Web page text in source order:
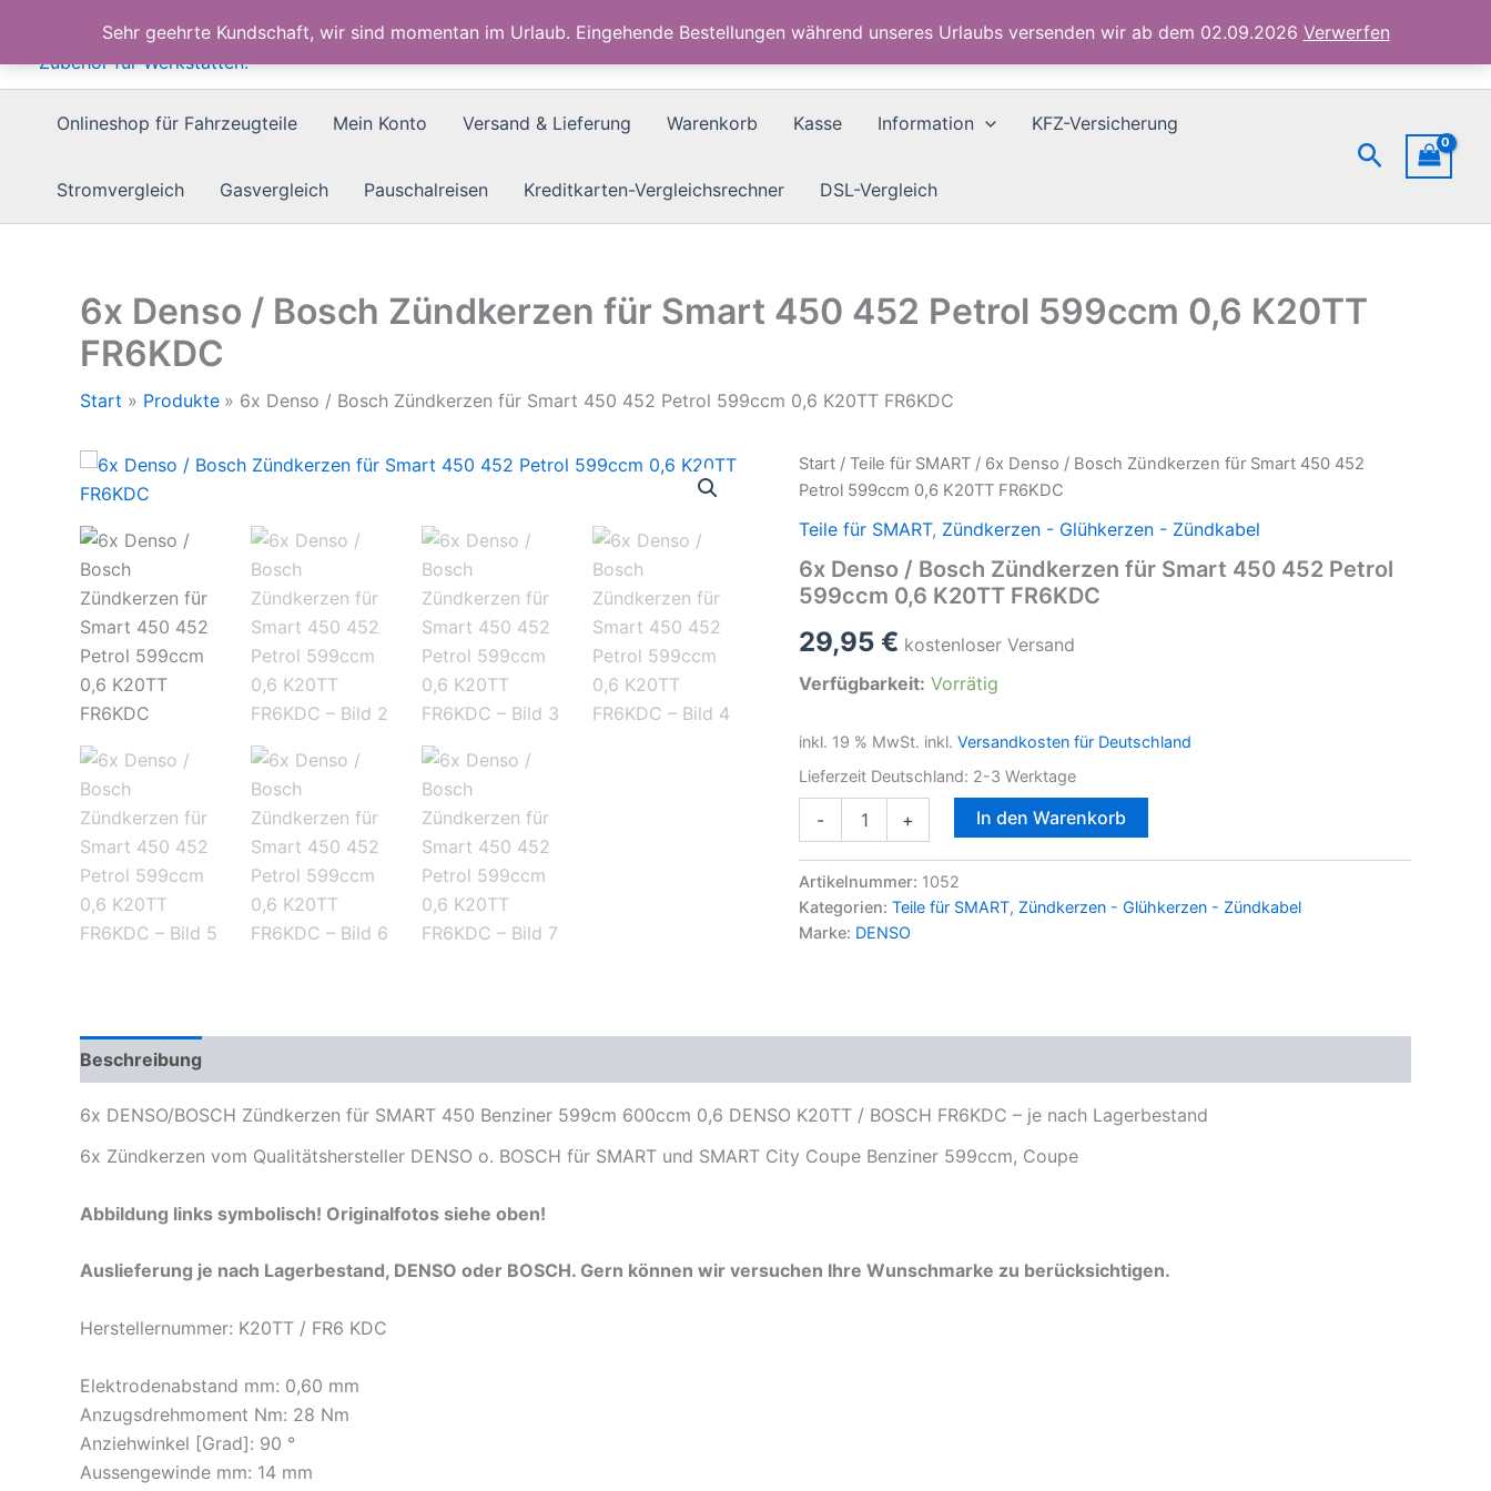
Sehr geehrte Kundschaft, wir sind momentan im Urlaub. Eingehende Bestellungen während unseres Urlaubs versenden wir ab dem 02.09.2026 Verwerfen
springen
Onlineshop für Fahrzeugteile Mein Konto Versand & Lieferung Warenkorb Kasse Information KFZ-Versicherung
Stromvergleich Gasvergleich Pauschalreisen Kreditkarten-Vergleichsrechner DSL-Vergleich
Suchen
6x Denso / Bosch Zündkerzen für Smart 450 452 Petrol 599ccm 0,6 K20TT
FR6KDC
Start Produkte 6x Denso / Bosch Zündkerzen für Smart 450 452 Petrol 599ccm 0,6 K20TT FR6KDC
Start / Teile für SMART / 6x Denso / Bosch Zündkerzen für Smart 450 452
Petrol 599ccm 0,6 K20TT FR6KDC
Teile für SMART, Zündkerzen - Glühkerzen - Zündkabel
6x Denso / Bosch Zündkerzen für Smart 450 452 Petrol
599ccm 0,6 K20TT FR6KDC
29,95 € kostenloser Versand
Verfügbarkeit: Vorrätig
inkl. 19 % MwSt. inkl. Versandkosten für Deutschland
Lieferzeit Deutschland: 2-3 Werktage
-
Bosch
für
Smart
Menge
+ In den Warenkorb
Artikelnummer: 1052
Kategorien: Teile für SMART, Zündkerzen - Glühkerzen - Zündkabel
Marke: DENSO
Beschreibung
6x DENSO/BOSCH Zündkerzen für SMART 450 Benziner 599cm 600ccm 0,6 DENSO K20TT / BOSCH FR6KDC – je nach Lagerbestand
6x Zündkerzen vom Qualitätshersteller DENSO o. BOSCH für SMART und SMART City Coupe Benziner 599ccm, Coupe
Abbildung links symbolisch! Originalfotos siehe oben!
Auslieferung je nach Lagerbestand, DENSO oder BOSCH. Gern können wir versuchen Ihre Wunschmarke zu berücksichtigen.
Herstellernummer: K20TT / FR6 KDC
Elektrodenabstand mm: 0,60 mm
Anzugsdrehmoment Nm: 28 Nm
Anziehwinkel [Grad]: 90 °
Aussengewinde mm: 14 mm
Smart
450
452
Petrol
0,6